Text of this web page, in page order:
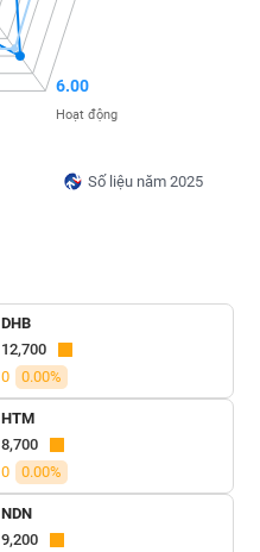
Số liệu năm 2025
6.00
Hoạt động
DHB
12,700
0
0.00%
HTM
8,700
0
0.00%
NDN
9,200